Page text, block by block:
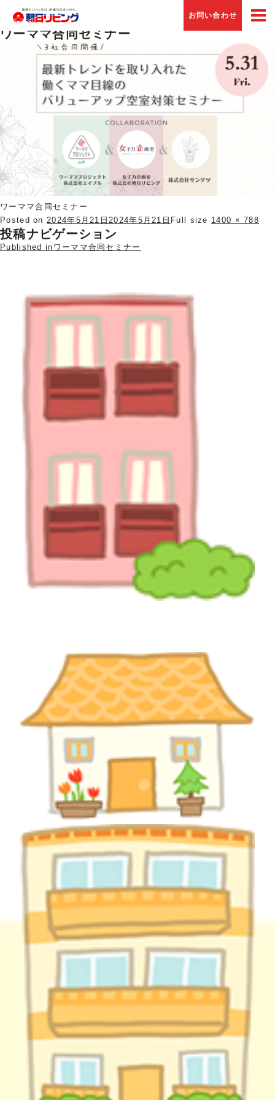
お問い合わせ
Previous Image
Next Image
ワーママ合同セミナー
ワーママ合同セミナー
Posted on 2024年5月21日 2024年5月21日 Full size 1400 × 788
投稿ナビゲーション
Published in ワーママ合同セミナー